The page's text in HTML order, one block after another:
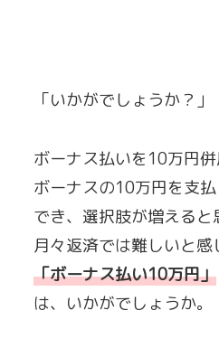
「いかがでしょうか？」
ボーナス払いを10万円併
ボーナスの10万円を支
でき、選択肢が増えると
月々返済では難しいと感
「ボーナス払い10万円」
は、いかがでしょうか。